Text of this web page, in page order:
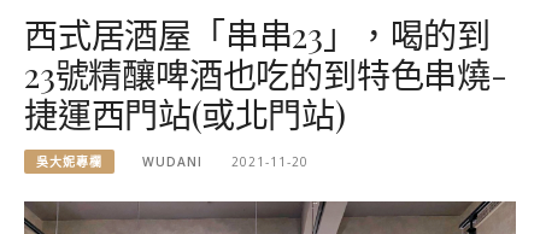
西式居酒屋「串串23」，喝的到
23號精釀啤酒也吃的到特色串燒-
捷運西門站(或北門站)
吳大妮專欄 WUDANI 2021-11-20